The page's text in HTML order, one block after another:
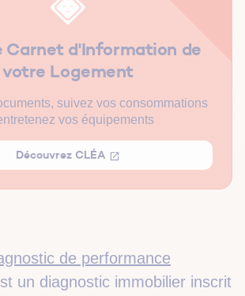
de performance
un diagnostic immobilier inscrit
sanction en l’absence de DPE ?
Carnet d'Information de
votre Logement
suivez vos consommations
vos équipements
Découvrez CLÉA